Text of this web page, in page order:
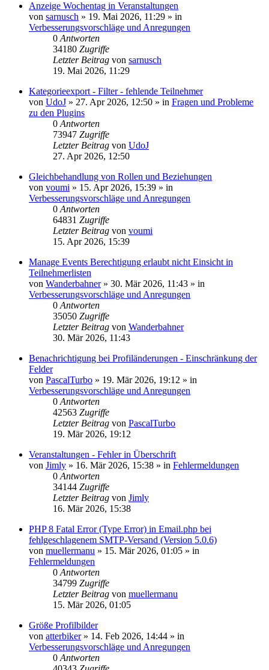
Anzeige Wochentag in Veranstaltungen
von sarnusch » 19. Mai 2026, 11:29 » in
Verbesserungsvorschläge und Anregungen
0 Antworten
34180 Zugriffe
Letzter Beitrag von sarnusch
19. Mai 2026, 11:29
Kategorieexport - Filter - fehlende Teilnehmer
von UdoJ » 27. Apr 2026, 12:50 » in Fragen und Probleme
zu den Plugins
0 Antworten
73947 Zugriffe
Letzter Beitrag von UdoJ
27. Apr 2026, 12:50
Gleichbehandlung von Rollen und Beziehungen
von voumi » 15. Apr 2026, 15:39 » in
Verbesserungsvorschläge und Anregungen
0 Antworten
64831 Zugriffe
Letzter Beitrag von voumi
15. Apr 2026, 15:39
Manage Events Berechtigung erlaubt nicht Einsicht in
Teilnehmerlisten
von Wanderbahner» 30. Mär 2026, 11:43 » in
Verbesserungsvorschläge und Anregungen
0 Antworten
35050 Zugriffe
Letzter Beitrag von Wanderbahner
30. Mär 2026, 11:43
Benachrichtigung bei Profiländerungen - Einschränkung der
Felder
von PascalTurbo » 19. Mär 2026, 19:12 » in
Verbesserungsvorschläge und Anregungen
0 Antworten
42563 Zugriffe
Letzter Beitrag von PascalTurbo
19. Mär 2026, 19:12
Veranstaltungen - Fehler in Überschrift
von Jimly » 16. Mär 2026, 15:38 » in Fehlermeldungen
0 Antworten
34144 Zugriffe
Letzter Beitrag von Jimly
16. Mär 2026, 15:38
PHP 8 Fatal Error (Type Error) in Email.php bei
fehlgeschlagenem SMTP-Versand (Version 5.0.6)
von muellermanu » 15. Mär 2026, 01:05 » in
Fehlermeldungen
0 Antworten
34799 Zugriffe
Letzter Beitrag von muellermanu
15. Mär 2026, 01:05
Größe Profilbilder
von atterbiker» 14. Feb 2026, 14:44 » in
Verbesserungsvorschläge und Anregungen
0 Antworten